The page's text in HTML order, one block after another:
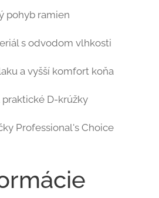
pohyb ramien
s odvodom vlhkosti
a vyšší komfort koňa
D-krúžky
Professional's Choice